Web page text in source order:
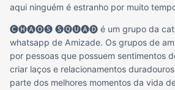
aqui ninguém é estranho por muito
🅒🅗🅐🅞🅢 🅢🅠🅤🅐🅓 é um grupo da
whatsapp de Amizade. Os grupos de
por pessoas que possuem sentimentos
criar laços e relacionamentos
parte dos melhores momentos da vida